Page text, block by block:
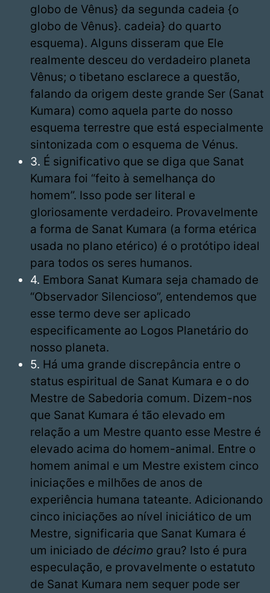
globo de Vênus} da segunda cadeia {o
globo de Vênus}. cadeia} do quarto
esquema). Alguns disseram que Ele
realmente desceu do verdadeiro planeta
Vênus; o tibetano esclarece a questão,
falando da origem deste grande Ser (Sanat
Kumara) como aquela parte do nosso
esquema terrestre que está especialmente
sintonizada com o esquema de Vénus.
3. É significativo que se diga que Sanat
Kumara foi “feito à semelhança do
homem”. Isso pode ser literal e
gloriosamente verdadeiro. Provavelmente
a forma de Sanat Kumara (a forma etérica
usada no plano etérico) é o protótipo ideal
para todos os seres humanos.
4. Embora Sanat Kumara seja chamado de
“Observador Silencioso”, entendemos que
esse termo deve ser aplicado
especificamente ao Logos Planetário do
nosso planeta.
5. Há uma grande discrepância entre o
status espiritual de Sanat Kumara e o do
Mestre de Sabedoria comum. Dizem-nos
que Sanat Kumara é tão elevado em
relação a um Mestre quanto esse Mestre é
elevado acima do homem-animal. Entre o
homem animal e um Mestre existem cinco
iniciações e milhões de anos de
experiência humana tateante. Adicionando
cinco iniciações ao nível iniciático de um
Mestre, significaria que Sanat Kumara é
um iniciado de décimo grau? Isto é pura
especulação, e provavelmente o estatuto
de Sanat Kumara nem sequer pode ser